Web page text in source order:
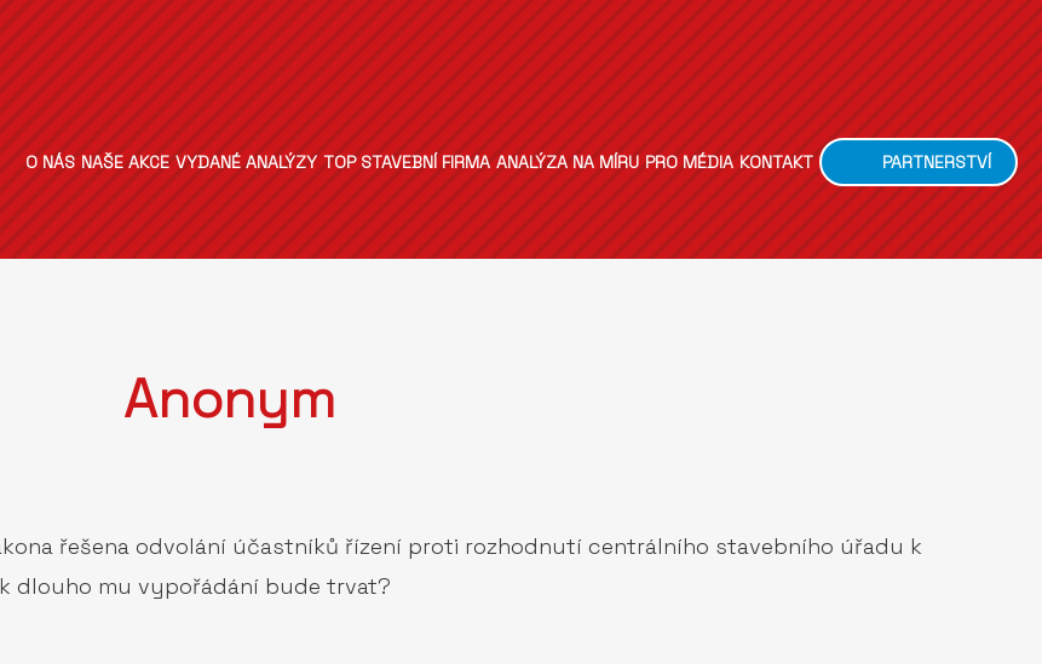
O NÁS NAŠE AKCE VYDANÉ ANALÝZY TOP STAVEBNÍ FIRMA ANALÝZA NA MÍRU PRO MÉDIA KONTAKT PARTNERSTVÍ
Anonym
řešena odvolání účastníků řízení proti rozhodnutí centrálního stavebního úřadu k
dlouho mu vypořádání bude trvat?